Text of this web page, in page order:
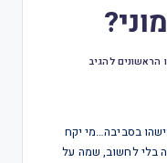
הראשונים להגיב
בסביבה…מי יקח
היא ענתה בלי לחשוב, שמה על